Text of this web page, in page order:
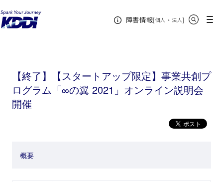
障害情報[個人 ・ 法人新規ウィンドウ
]
メニュー
KDDIホーム
タートアップ限定】事業共創プログラム「∞の翼 2021」オンライン説明会開催
【終了】【スタートアップ限定】事業共創プ
ログラム「∞の翼 2021」オンライン説明会
開催
概要